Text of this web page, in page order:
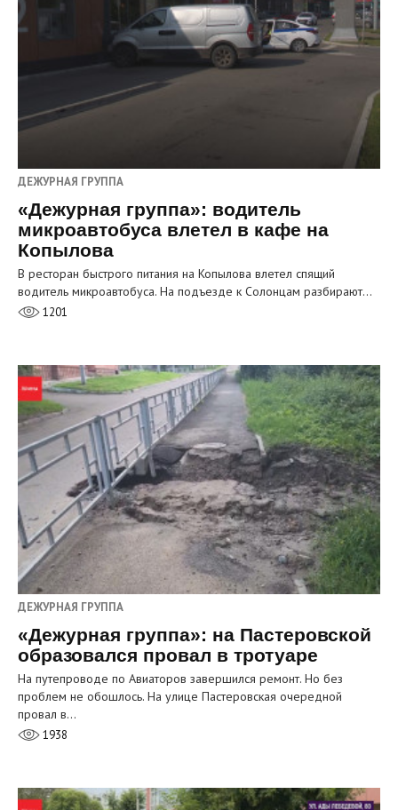
ДЕЖУРНАЯ ГРУППА
«Дежурная группа»: водитель
микроавтобуса влетел в кафе на
Копылова
В ресторан быстрого питания на Копылова влетел спящий
водитель микроавтобуса. На подъезде к Солонцам разбирают…
1201
ДЕЖУРНАЯ ГРУППА
«Дежурная группа»: на Пастеровской
образовался провал в тротуаре
На путепроводе по Авиаторов завершился ремонт. Но без
проблем не обошлось. На улице Пастеровская очередной
провал в…
1938